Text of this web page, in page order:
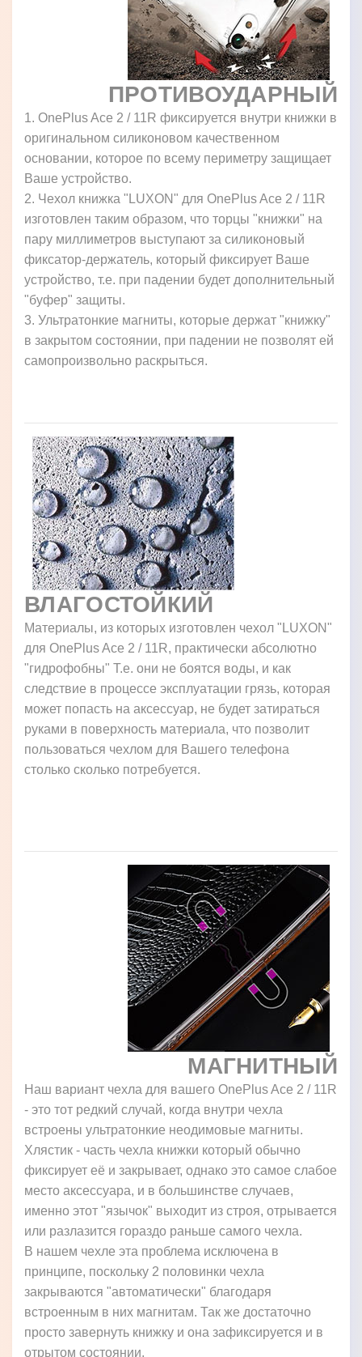
ПРОТИВОУДАРНЫЙ
1. OnePlus Ace 2 / 11R фиксируется внутри книжки в
оригинальном силиконовом качественном
основании, которое по всему периметру защищает
Ваше устройство.
2. Чехол книжка "LUXON" для OnePlus Ace 2 / 11R
изготовлен таким образом, что торцы "книжки" на
пару миллиметров выступают за силиконовый
фиксатор-держатель, который фиксирует Ваше
устройство, т.е. при падении будет дополнительный
"буфер" защиты.
3. Ультратонкие магниты, которые держат "книжку"
в закрытом состоянии, при падении не позволят ей
самопроизвольно раскрыться.
ВЛАГОСТОЙКИЙ
Материалы, из которых изготовлен чехол "LUXON"
для OnePlus Ace 2 / 11R, практически абсолютно
"гидрофобны" Т.е. они не боятся воды, и как
следствие в процессе эксплуатации грязь, которая
может попасть на аксессуар, не будет затираться
руками в поверхность материала, что позволит
пользоваться чехлом для Вашего телефона
столько сколько потребуется.
МАГНИТНЫЙ
Наш вариант чехла для вашего OnePlus Ace 2 / 11R
- это тот редкий случай, когда внутри чехла
встроены ультратонкие неодимовые магниты.
Хлястик - часть чехла книжки который обычно
фиксирует её и закрывает, однако это самое слабое
место аксессуара, и в большинстве случаев,
именно этот "язычок" выходит из строя, отрывается
или разлазится гораздо раньше самого чехла.
В нашем чехле эта проблема исключена в
принципе, поскольку 2 половинки чехла
закрываются "автоматически" благодаря
встроенным в них магнитам. Так же достаточно
просто завернуть книжку и она зафиксируется и в
отрытом состоянии.